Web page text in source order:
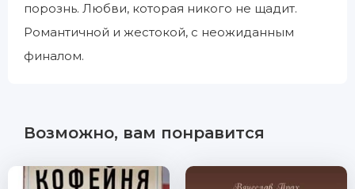
порознь. Любви, которая никого не щадит.
Романтичной и жестокой, с неожиданным
финалом.
Возможно, вам понравится